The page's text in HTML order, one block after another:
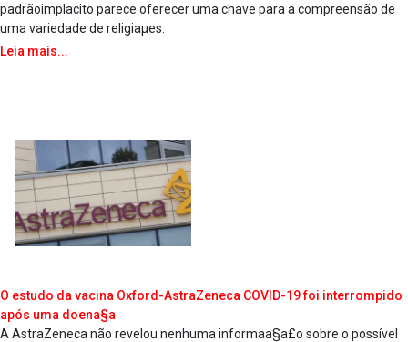
padrãoimpla­cito parece oferecer uma chave para a compreensão de
uma variedade de religiaµes.
Leia mais...
O estudo da vacina Oxford-AstraZeneca COVID-19 foi interrompido
após uma doena§a
A AstraZeneca não revelou nenhuma informaa§a£o sobre o possí­vel